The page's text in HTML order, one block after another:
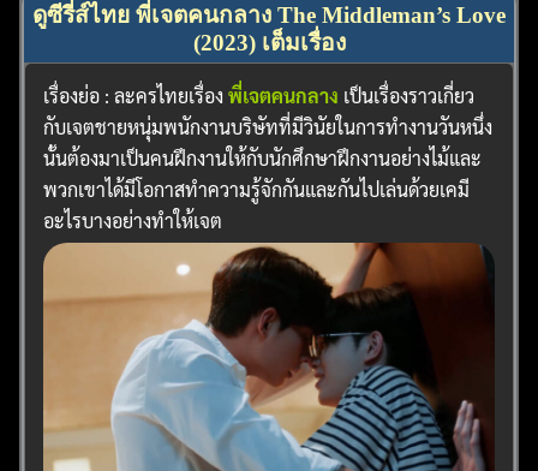
ดูซีรี่ส์ไทย พี่เจตคนกลาง The Middleman’s Love
(2023) เต็มเรื่อง
เรื่องย่อ : ละครไทยเรื่องพี่เจตคนกลาง เป็นเรื่องราวเกี่ยว
กับเจตชายหนุ่มพนักงานบริษัทที่มีวินัยในการทำงานวันหนึ่ง
นั้นต้องมาเป็นคนฝึกงานให้กับนักศึกษาฝึกงานอย่างไม้และ
พวกเขาได้มีโอกาสทำความรู้จักกันและกันไปเล่นด้วยเคมี
อะไรบางอย่างทำให้เจต